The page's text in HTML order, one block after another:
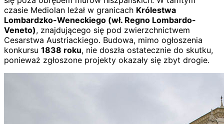
czasie Mediolan leżał w granicach Królestwa
Lombardzko-Weneckiego (wł. Regno Lombardo-
Veneto), znajdującego się pod zwierzchnictwem
Cesarstwa Austriackiego. Budowa, mimo ogłoszenia
konkursu 1838 roku, nie doszła ostatecznie do skutku,
ponieważ zgłoszone projekty okazały się zbyt drogie.